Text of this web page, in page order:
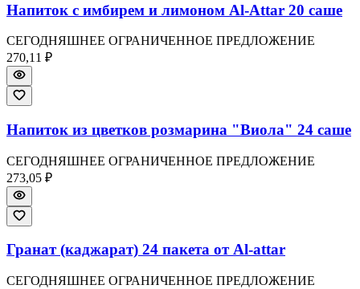
Напиток с имбирем и лимоном Al-Attar 20 саше
СЕГОДНЯШНЕЕ ОГРАНИЧЕННОЕ ПРЕДЛОЖЕНИЕ
270,11 ₽
Напиток из цветков розмарина "Виола" 24 саше
СЕГОДНЯШНЕЕ ОГРАНИЧЕННОЕ ПРЕДЛОЖЕНИЕ
273,05 ₽
Гранат (каджарат) 24 пакета от Al-attar
СЕГОДНЯШНЕЕ ОГРАНИЧЕННОЕ ПРЕДЛОЖЕНИЕ